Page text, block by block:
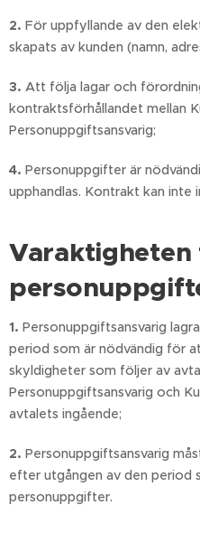
2. För uppfyllande av den
skapats av kunden (namn,
3. Att följa lagar och
kontraktsförhållandet mellan
Personuppgiftsansvarig;
4. Personuppgifter är
upphandlas. Kontrakt kan inte
1. Personuppgiftsansvarig
period som är nödvändig för
skyldigheter som följer av
Personuppgiftsansvarig och
avtalets ingående;
2. Personuppgiftsansvarig
efter utgången av den period
personuppgifter.